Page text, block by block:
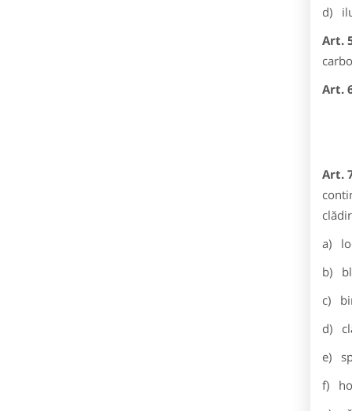
d)
Art.
Art.
Art.
a)
b)
c)
d)
e)
f)